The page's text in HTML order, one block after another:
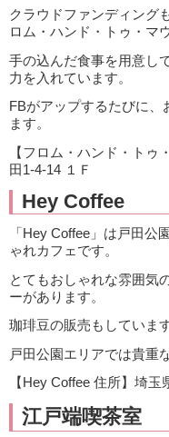
クラウドファンディング
ロム・ハンド・トゥ・マ
手の込んだ食事を用意し
力を入れています。
FBがアップするたびに、
ます。
【フロム・ハンド・ト
田1-4-14 １Ｆ
Hey Coffee
「Hey Coffee」は戸田公
ゃれカフェです。
とてもおしゃれな雰囲気
ーがあります。
珈琲豆の販売もしています
戸田公園エリアでは貴重
【Hey Coffee 住所】埼
江戸端喫茶室